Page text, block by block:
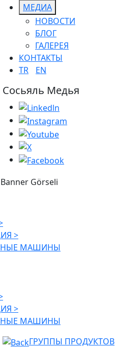
МЕДИА
НОВОСТИ
БЛОГ
ГАЛЕРЕЯ
КОНТАКТЫ
TR
EN
Сосьяль Медья
>
МАШИНЫ
>
МАШИНЫ
ГРУППЫ ПРОДУКТОВ